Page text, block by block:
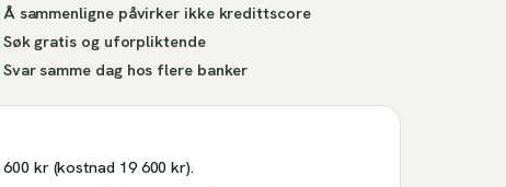
Å sammenligne påvirker ikke kredittscore
Søk gratis og uforpliktende
Svar samme dag hos flere banker
kr (kostnad 19 600 kr).